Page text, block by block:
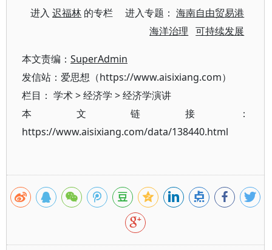
进入迟福林 的专栏 进入专题：海南自由贸易港
海洋治理
可持续发展
本文责编： SuperAdmin
发信站：爱思想（https://www.aisixiang.com）
栏目： 学术>经济学 >经济学演讲
本文链接：
https://www.aisixiang.com/data/138440.html